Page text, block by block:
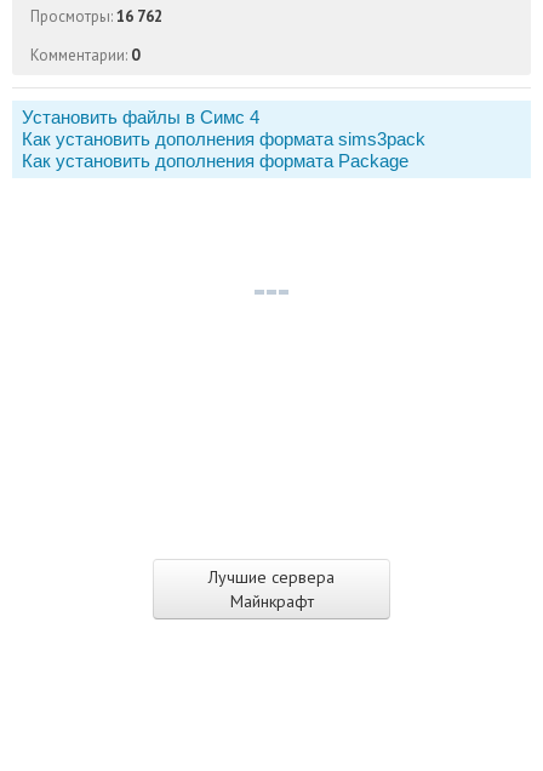
Лучшие сервера
Майнкрафт
Просмотры:16 762
Комментарии: 0
Установить файлы в Симс 4
Как установить дополнения формата sims3pack
Как установить дополнения формата Package